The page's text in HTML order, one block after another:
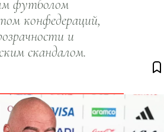
футболом
конфедераций,
и
скандалом.